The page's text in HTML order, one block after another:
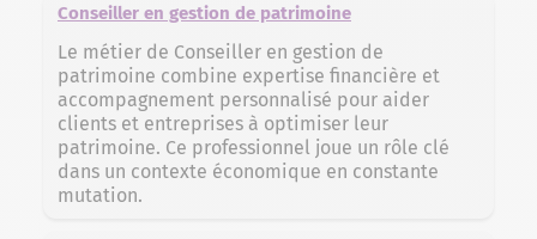
Conseiller en gestion de patrimoine
Le métier de Conseiller en gestion de
patrimoine combine expertise financière et
accompagnement personnalisé pour aider
clients et entreprises à optimiser leur
patrimoine. Ce professionnel joue un rôle clé
dans un contexte économique en constante
mutation.